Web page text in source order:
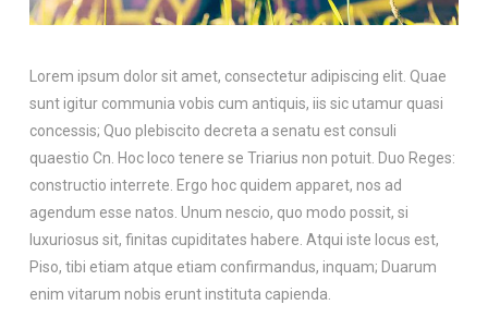
Lorem ipsum dolor sit amet, consectetur adipiscing elit. Quae
sunt igitur communia vobis cum antiquis, iis sic utamur quasi
concessis; Quo plebiscito decreta a senatu est consuli
quaestio Cn. Hoc loco tenere se Triarius non potuit. Duo Reges:
constructio interrete. Ergo hoc quidem apparet, nos ad
agendum esse natos. Unum nescio, quo modo possit, si
luxuriosus sit, finitas cupiditates habere. Atqui iste locus est,
Piso, tibi etiam atque etiam confirmandus, inquam; Duarum
enim vitarum nobis erunt instituta capienda.